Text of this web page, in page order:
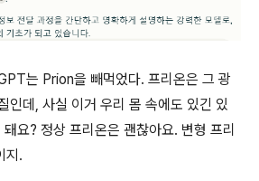
는 Prion을 빼먹었다. 프리온은 그 광
인데, 사실 이거 우리 몸 속에도 있긴 있
요? 정상 프리온은 괜찮아요. 변형 프리
지.